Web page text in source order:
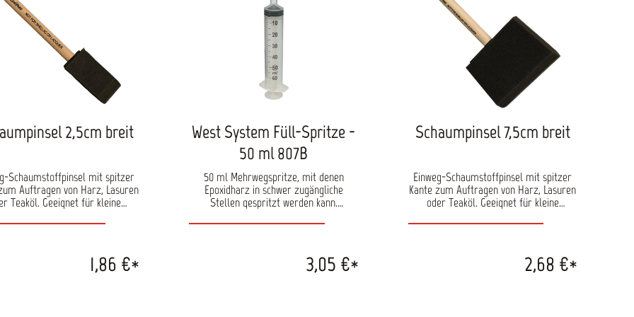
2,5cm breit
Schaumstoffpinsel mit spitzer
Auftragen von Harz, Lasuren
Teaköl. Geeignet für kleine
Auftrag. Auch zum
mit der Rolle verwendbar.
für den mehrfachen Gebrauch
1,86 €*
West System Füll-Spritze -
50 ml 807B
50 ml Mehrwegspritze, mit denen
Epoxidharz in schwer zugängliche
Stellen gespritzt werden kann.
Beschlägen und Sperrholzreparaturen
kleinerer Mengen Harz und Härter
geeignet. Achtung: mit Silikoneinsatz,
3,05 €*
Schaumpinsel 7,5cm breit
Einweg-Schaumstoffpinsel mit spitzer
Kante zum Auftragen von Harz, Lasuren
oder Teaköl. Geeignet für kleine
großflächigen Auftrag. Auch zum
Lackieren mit der Rolle verwendbar.
Nicht für den mehrfachen Gebrauch
2,68 €*